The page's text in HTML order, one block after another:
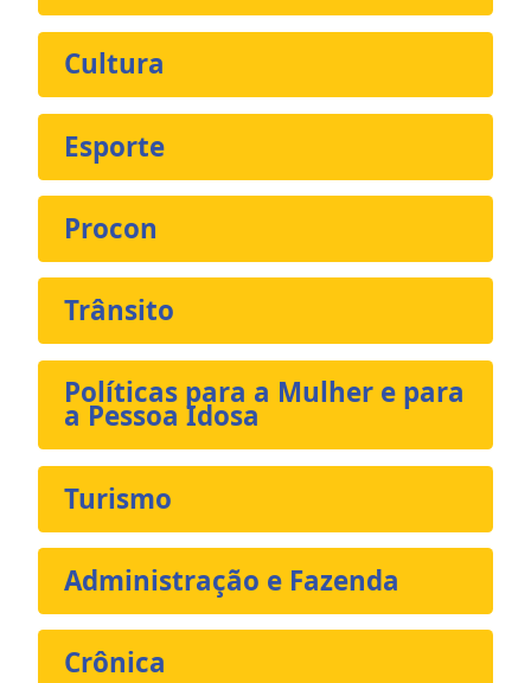
Cultura
Esporte
Procon
Trânsito
Políticas para a Mulher e para
a Pessoa Idosa
Turismo
Administração e Fazenda
Crônica